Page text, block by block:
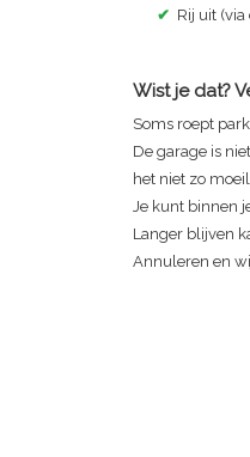
✔ Rij uit (via
Wist je dat?
Soms roept
De garage is
het niet zo
Je kunt binnen
Langer blijven
Annuleren en